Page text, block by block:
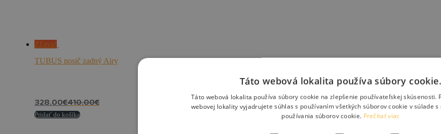
Zľava!
TUBUS nosič zadný Airy
328.00€410.00€
Pridať do košíka
Táto webová lokalita používa súbory cookie.
Táto webová lokalita používa súbory cookie na zlepšenie používateľskej skúsenosti.
webovej lokality vyjadrujete súhlas s používaním všetkých súborov cookie v súlade s
používania súborov cookie. Prečítať viac